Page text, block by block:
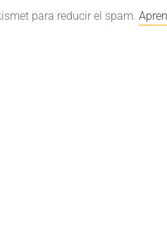
para reducir el spam.